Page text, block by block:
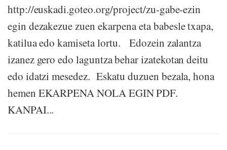
http://euskadi.goteo.org/project/zu-gabe-ezin
egin dezakezue zuen ekarpena eta babesle txapa,
katilua edo kamiseta lortu. Edozein zalantza
izanez gero edo laguntza behar izatekotan deitu
edo idatzi mesedez. Eskatu duzuen bezala, hona
hemen EKARPENA NOLA EGIN PDF.
KANPAI...